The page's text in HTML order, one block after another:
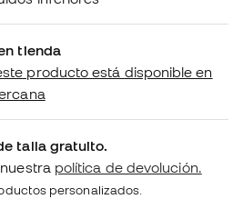
tienda
producto está disponible en
talla gratuito.
política de devolución.
personalizados.